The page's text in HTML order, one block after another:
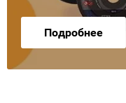
Подробнее